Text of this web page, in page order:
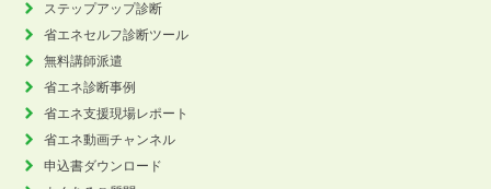
ステップアップ診断
省エネセルフ診断ツール
無料講師派遣
省エネ診断事例
省エネ支援現場レポート
省エネ動画チャンネル
申込書ダウンロード